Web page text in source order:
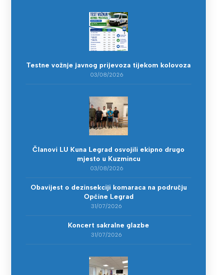
Testne vožnje javnog prijevoza tijekom kolovoza
03/08/2026
Članovi LU Kuna Legrad osvojili ekipno drugo
mjesto u Kuzmincu
03/08/2026
Obavijest o dezinsekciji komaraca na području
Općine Legrad
31/07/2026
Koncert sakralne glazbe
31/07/2026